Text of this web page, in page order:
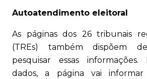
Autoatendimento eleitoral
As páginas dos 26 tribunais
(TREs) também dispõem
pesquisar essas informações.
dados, a página vai